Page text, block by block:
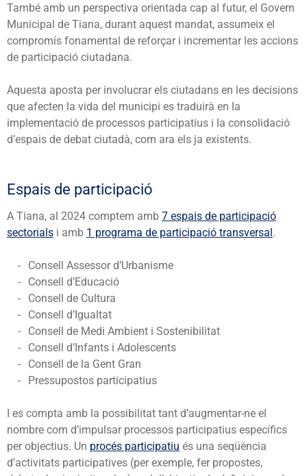
També amb un perspectiva orientada cap al futur, el Govern
Municipal de Tiana, durant aquest mandat, assumeix el
compromís fonamental de reforçar i incrementar les accions
de participació ciutadana.
Aquesta aposta per involucrar els ciutadans en les decisions
que afecten la vida del municipi es traduirà en la
implementació de processos participatius i la consolidació
d’espais de debat ciutadà, com ara els ja existents.
Espais de participació
A Tiana, al 2024 comptem amb 7 espais de participació
sectorials i amb 1 programa de participació transversal.
Consell Assessor d’Urbanisme
Consell d’Educació
Consell de Cultura
Consell d’Igualtat
Consell de Medi Ambient i Sostenibilitat
Consell d’Infants i Adolescents
Consell de la Gent Gran
Pressupostos participatius
I es compta amb la possibilitat tant d’augmentar-ne el
nombre com d’impulsar processos participatius específics
per objectius. Un procés participatiu és una seqüència
d’activitats participatives (per exemple, fer propostes,